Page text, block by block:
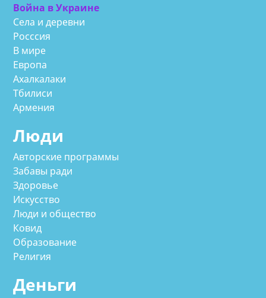
Война в Украине
Села и деревни
Росссия
В мире
Европа
Ахалкалаки
Тбилиси
Армения
Люди
Авторские программы
Забавы ради
Здоровье
Искусство
Люди и общество
Ковид
Образование
Религия
Деньги